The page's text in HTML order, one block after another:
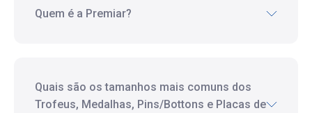
Quem é a Premiar?
Quais são os tamanhos mais comuns dos
Trofeus, Medalhas, Pins/Bottons e Placas de